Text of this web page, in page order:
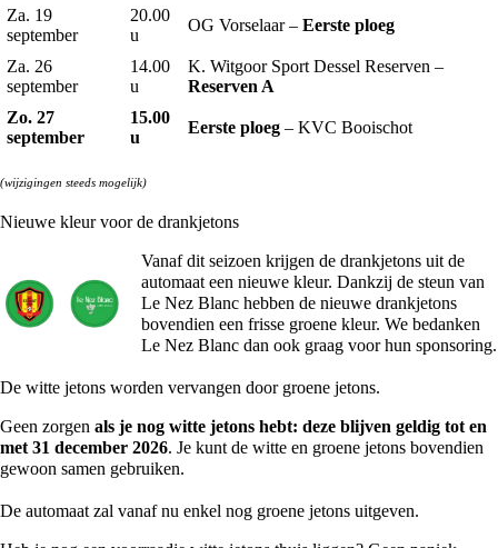
Za. 19
september
20.00
u
OG Vorselaar – Eerste ploeg
Za. 26
september
14.00
u
K. Witgoor Sport Dessel Reserven –
Reserven A
Zo. 27
september
15.00
u
Eerste ploeg – KVC Booischot
(wijzigingen steeds mogelijk)
Nieuwe kleur voor de drankjetons
Vanaf dit seizoen krijgen de drankjetons uit de
automaat een nieuwe kleur. Dankzij de steun van
Le Nez Blanc hebben de nieuwe drankjetons
bovendien een frisse groene kleur. We bedanken
Le Nez Blanc dan ook graag voor hun sponsoring.
De witte jetons worden vervangen door groene jetons.
Geen zorgen als je nog witte jetons hebt: deze blijven geldig tot en
met 31 december 2026. Je kunt de witte en groene jetons bovendien
gewoon samen gebruiken.
De automaat zal vanaf nu enkel nog groene jetons uitgeven.